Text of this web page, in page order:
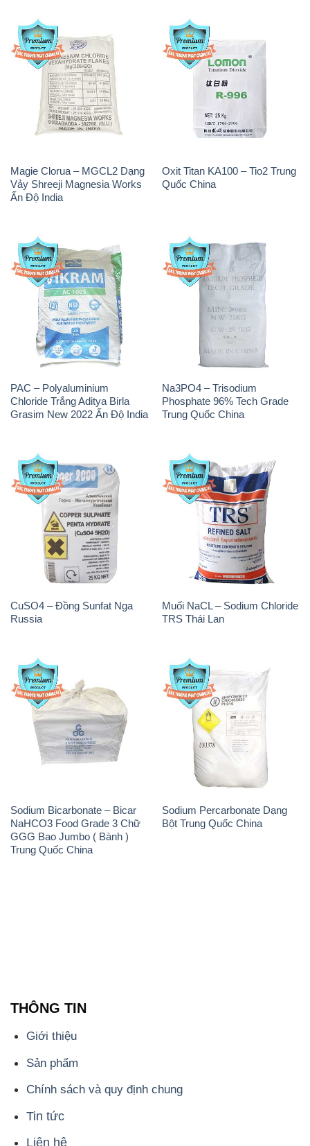
Magie Clorua – MGCL2 Dạng
Vảy Shreeji Magnesia Works
Ấn Độ India
Oxit Titan KA100 – Tio2 Trung
PAC – Polyaluminium
Chloride Trắng Aditya Birla
Grasim New 2022 Ấn Độ India
Phosphate 96% Tech Grade
Trung Quốc China
CuSO4 – Đồng Sunfat Nga
Muối NaCL – Sodium Chloride
TRS Thái Lan
Sodium Bicarbonate – Bicar
NaHCO3 Food Grade 3 Chữ
GGG Bao Jumbo ( Bành )
Trung Quốc China
Sodium Percarbonate Dạng
Bột Trung Quốc China
Chính sách và quy định chung
Tin tức
Liên hệ
📞
PHÒNG KINH DOANH - CÔNG TY HÓA CHẤT
ĐẮC TRƯỜNG PHÁT